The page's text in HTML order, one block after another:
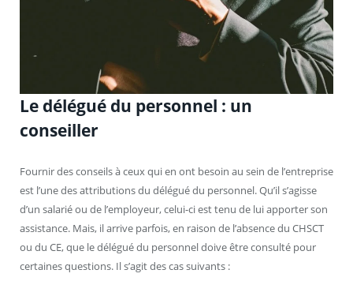
Le délégué du personnel : un
conseiller
Fournir des conseils à ceux qui en ont besoin au sein de l’entreprise
est l’une des attributions du délégué du personnel. Qu’il s’agisse
d’un salarié ou de l’employeur, celui-ci est tenu de lui apporter son
assistance. Mais, il arrive parfois, en raison de l’absence du CHSCT
ou du CE, que le délégué du personnel doive être consulté pour
certaines questions. Il s’agit des cas suivants :